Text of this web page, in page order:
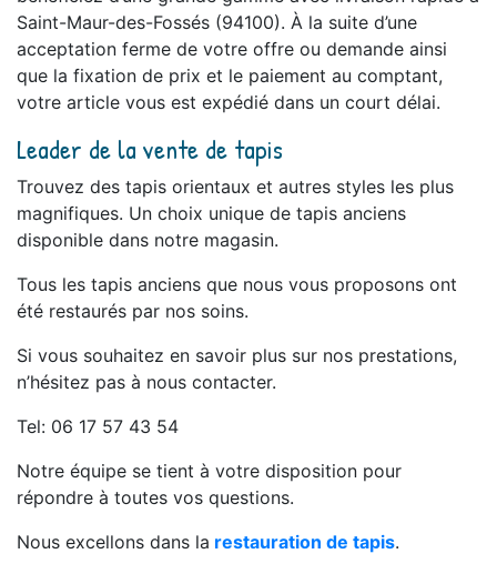
Saint-Maur-des-Fossés (94100). À la suite d’une
acceptation ferme de votre offre ou demande ainsi
que la fixation de prix et le paiement au comptant,
votre article vous est expédié dans un court délai.
Leader de la vente de tapis
Trouvez des tapis orientaux et autres styles les plus
magnifiques. Un choix unique de tapis anciens
disponible dans notre magasin.
Tous les tapis anciens que nous vous proposons ont
été restaurés par nos soins.
Si vous souhaitez en savoir plus sur nos prestations,
n’hésitez pas à nous contacter.
Tel: 06 17 57 43 54
Notre équipe se tient à votre disposition pour
répondre à toutes vos questions.
Nous excellons dans la restauration de tapis.